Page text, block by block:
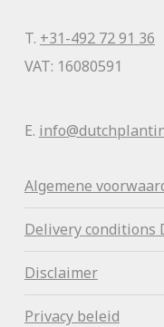
T. +31-492 72 91 36
VAT: 16080591
E.
Algemene voorwaa
Delivery conditions
Disclaimer
Privacy beleid